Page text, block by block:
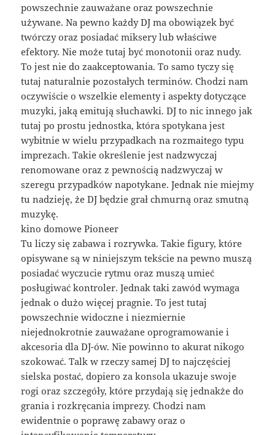
powszechnie zauważane oraz powszechnie
używane. Na pewno każdy DJ ma obowiązek być
twórczy oraz posiadać miksery lub właściwe
efektory. Nie może tutaj być monotonii oraz nudy.
To jest nie do zaakceptowania. To samo tyczy się
tutaj naturalnie pozostałych terminów. Chodzi nam
oczywiście o wszelkie elementy i aspekty dotyczące
muzyki, jaką emitują słuchawki. DJ to nic innego jak
tutaj po prostu jednostka, która spotykana jest
wybitnie w wielu przypadkach na rozmaitego typu
imprezach. Takie określenie jest nadzwyczaj
renomowane oraz z pewnością nadzwyczaj w
szeregu przypadków napotykane. Jednak nie miejmy
tu nadzieję, że DJ będzie grał chmurną oraz smutną
muzykę.
kino domowe Pioneer
Tu liczy się zabawa i rozrywka. Takie figury, które
opisywane są w niniejszym tekście na pewno muszą
posiadać wyczucie rytmu oraz muszą umieć
posługiwać kontroler. Jednak taki zawód wymaga
jednak o dużo więcej pragnie. To jest tutaj
powszechnie widoczne i niezmiernie
niejednokrotnie zauważane oprogramowanie i
akcesoria dla DJ-ów. Nie powinno to akurat nikogo
szokować. Talk w rzeczy samej DJ to najczęściej
sielska postać, dopiero za konsola ukazuje swoje
rogi oraz szczegóły, które przydają się jednakże do
grania i rozkręcania imprezy. Chodzi nam
ewidentnie o poprawę zabawy oraz o